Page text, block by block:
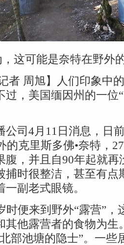
可能是奈特在野外
周旭】人们印象中的
过，美国缅因州的一位
司4月11日消息，日
的克里斯多佛•奈特，
腹，并且自90年起就再
捕时很整洁，甚至有点
副老式眼镜。
便来到野外“露营”，
其他露营者的食物为生
部池塘的隐士”。一些